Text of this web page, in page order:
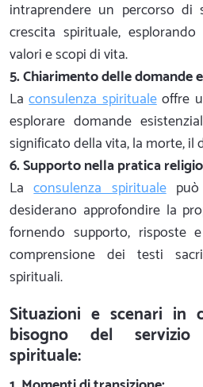
intraprendere un percorso di
crescita spirituale,
valori e scopi di vita.
5. Chiarimento delle domande
Laconsulenza spiritualeoffre
esplorare domande
significato della vita, la morte, il
6. Supporto nella pratica
Laconsulenza spiritualepuò
desiderano approfondire la
fornendo supporto, risposte
comprensione dei testi
spirituali.
Situazioni e scenari in
bisogno del servizio
spirituale: